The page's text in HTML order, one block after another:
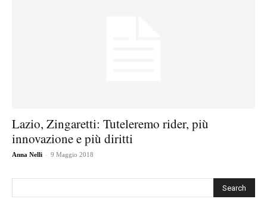
Lazio, Zingaretti: Tuteleremo rider, più
innovazione e più diritti
Anna Nelli - 9 Maggio 2018